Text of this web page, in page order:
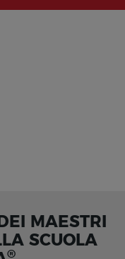
MAESTRI
SCUOLA
®